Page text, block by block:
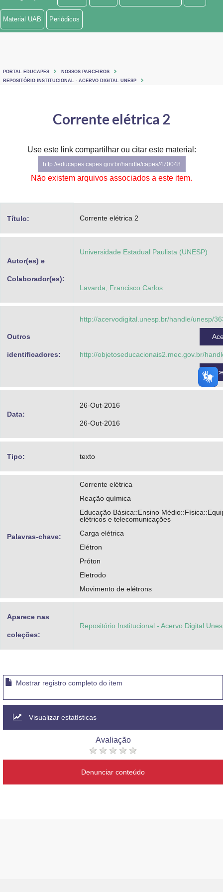
Ministério de Minas e Energia
Ministério do Turismo
Controladoria-Geral da União
Advocacia-Geral da União
Planalto
Material UAB Periódicos
PORTAL EDUCAPES
NOSSOS PARCEIROS
REPOSITÓRIO INSTITUCIONAL - ACERVO DIGITAL UNESP
Corrente elétrica 2
Use este link compartilhar ou citar este material:
http://educapes.capes.gov.br/handle/capes/470048
Não existem arquivos associados a este item.
Título: Corrente elétrica 2
Autor(es) e
Colaborador(es):
Universidade Estadual Paulista (UNESP)
Lavarda, Francisco Carlos
Outros
identificadores:
http://acervodigital.unesp.br/handle/unesp/
http://objetoseducacionais2.mec.gov.br/
Data:
26-Out-2016
26-Out-2016
Tipo: texto
Palavras-chave:
Corrente elétrica
Reação química
Educação Básica::Ensino
elétricos e telecomunicações
Carga elétrica
Elétron
Próton
Eletrodo
Movimento de elétrons
Aparece nas
coleções:
Repositório Institucional - Acervo Digital
Mostrar registro completo do item
Visualizar estatísticas
Avaliação
Denunciar conteúdo